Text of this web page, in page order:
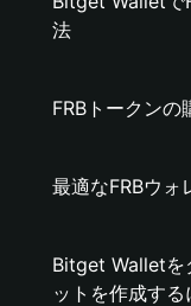
法
FRBトークンの
最適なFRBウォ
Bitget Walletを
ットを作成する